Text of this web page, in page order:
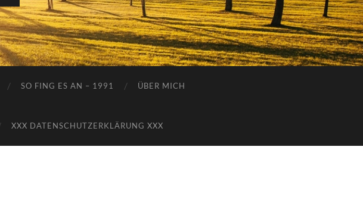
SO FING ES AN – 1991 ÜBER MICH
XXX DATENSCHUTZERKLÄRUNG XXX